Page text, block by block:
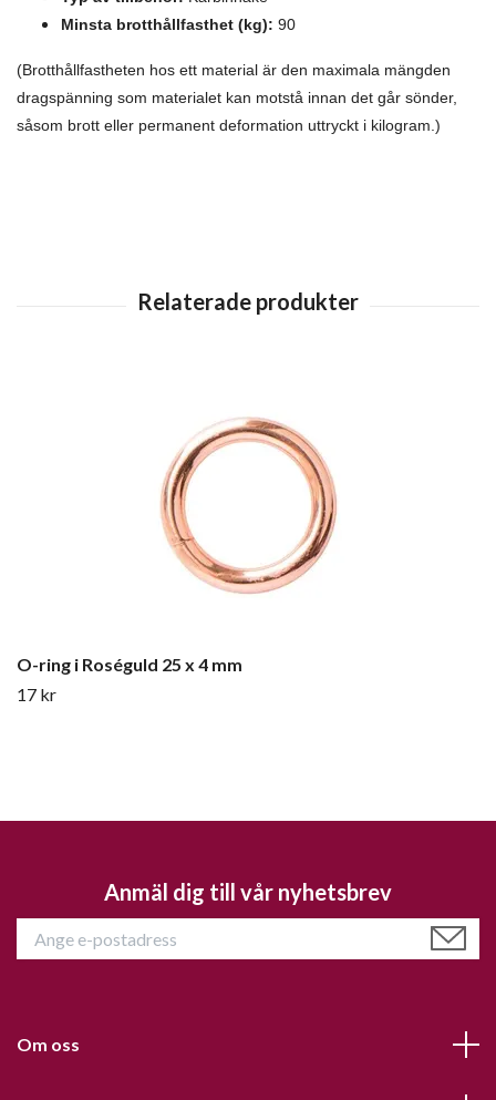
Minsta brotthållfasthet (kg): 90
(Brotthållfastheten hos ett material är den maximala mängden
dragspänning som materialet kan motstå innan det går sönder,
såsom brott eller permanent deformation uttryckt i kilogram.)
O-ring i Roséguld 25 x 4 mm
17 kr
Anmäl dig till vår nyhetsbrev
Om oss